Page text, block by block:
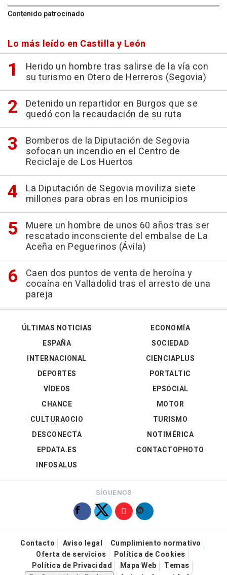
Contenido patrocinado
Lo más leído en Castilla y León
Herido un hombre tras salirse de la vía con
su turismo en Otero de Herreros (Segovia)
Detenido un repartidor en Burgos que se
quedó con la recaudación de su ruta
Bomberos de la Diputación de Segovia
sofocan un incendio en el Centro de
Reciclaje de Los Huertos
La Diputación de Segovia moviliza siete
millones para obras en los municipios
Muere un hombre de unos 60 años tras ser
rescatado inconsciente del embalse de La
Aceña en Peguerinos (Ávila)
Caen dos puntos de venta de heroína y
cocaína en Valladolid tras el arresto de una
pareja
ÚLTIMAS NOTICIAS
ESPAÑA
INTERNACIONAL
DEPORTES
VÍDEOS
ECONOMÍA
SOCIEDAD
CIENCIAPLUS
PORTALTIC
EPSOCIAL
CHANCE
CULTURAOCIO
DESCONECTA
EPDATA.ES
INFOSALUS
MOTOR
TURISMO
NOTIMÉRICA
CONTACTOPHOTO
SÍGUENOS
Contacto Aviso legal
Cumplimiento normativo
Oferta de servicios
Política de Cookies
Política de Privacidad
Mapa Web
Temas